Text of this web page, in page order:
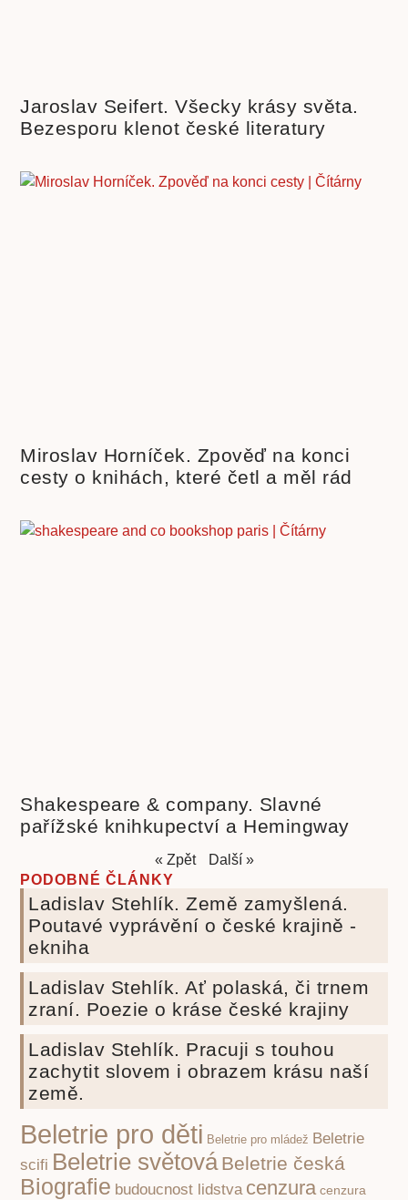
Jaroslav Seifert. Všecky krásy světa.
Bezesporu klenot české literatury
Miroslav Horníček. Zpověď na konci
cesty o knihách, které četl a měl rád
Shakespeare & company. Slavné
pařížské knihkupectví a Hemingway
« Zpět
Další »
PODOBNÉ ČLÁNKY
Ladislav Stehlík. Země zamyšlená.
Poutavé vyprávění o české krajině -
ekniha
Ladislav Stehlík. Ať polaská, či trnem
zraní. Poezie o kráse české krajiny
Ladislav Stehlík. Pracuji s touhou
zachytit slovem i obrazem krásu naší
země.
Beletrie pro děti Beletrie pro mládež Beletrie
scifi Beletrie světováBeletrie česká
Biografie budoucnost lidstva cenzura cenzura